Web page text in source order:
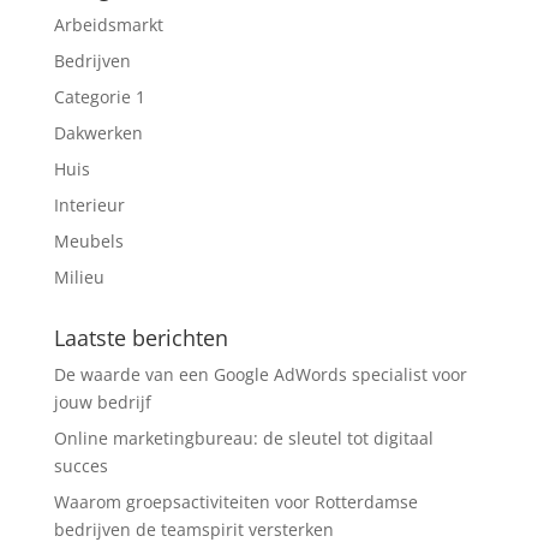
Arbeidsmarkt
Bedrijven
Categorie 1
Dakwerken
Huis
Interieur
Meubels
Milieu
Laatste berichten
De waarde van een Google AdWords specialist voor
jouw bedrijf
Online marketingbureau: de sleutel tot digitaal
succes
Waarom groepsactiviteiten voor Rotterdamse
bedrijven de teamspirit versterken